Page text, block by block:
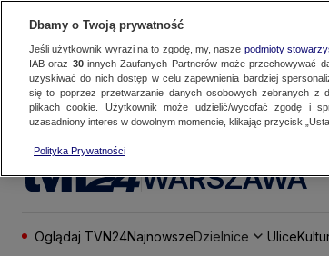
WARSZAWA
Oglądaj TVN24NajnowszeDzielnice Ulice
Dbamy o Twoją prywatność
Jeśli użytkownik wyrazi na to zgodę, my, nasze podmioty
IAB oraz 30innych Zaufanych Partnerów może przechowywać
uzyskiwać do nich dostęp w celu zapewnienia bardziej
się to poprzez przetwarzanie danych osobowych zebranych z
plikach cookie. Użytkownik może udzielić/wycofać zgodę i
uzasadniony interes w dowolnym momencie, klikając przycisk
Polityka Prywatności